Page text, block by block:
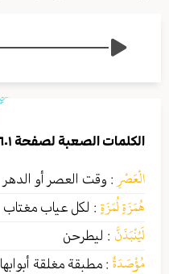
الكلمات الصعبة لصفحة ٦٠١ من القرآن الكريم:
الْعَصْرِ : وقت العصر أو الدهر
هُمَزَةٍ لُمَزَةٍ : لكل عياب مغتاب
لَيُنْبَذَنَّ : ليطرحن
مُؤْصَدَةٌ : مطبقة مغلقة أبوابها